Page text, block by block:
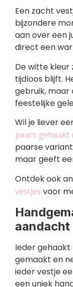
Een zacht
bijzondere
aan over een
direct een
De witte kleur
tijdloos blijft.
gebruik, maar
feestelijke
Wil je liever
paars gehaakt
paarse
maar geeft
Ontdek ook
vestjes voor
aandacht
Ieder
gemaakt en
ieder vestje
een uniek